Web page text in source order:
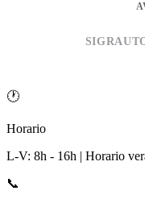
🕐
Horario
L-V: 8h - 16h | Horario
📞